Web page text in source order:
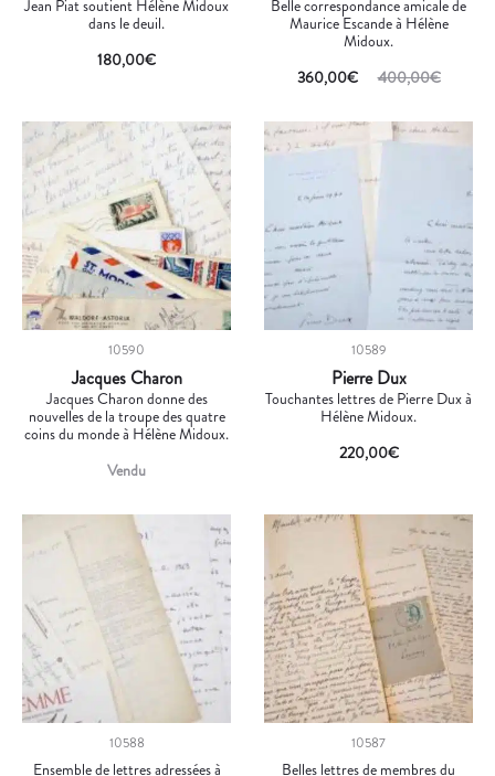
Jean Piat soutient Hélène Midoux
dans le deuil.
180,00€
Belle correspondance amicale de
Maurice Escande à Hélène
Midoux.
400,00€
360,00€
10590
Jacques Charon
Jacques Charon donne des
nouvelles de la troupe des quatre
coins du monde à Hélène Midoux.
Vendu
10589
Pierre Dux
Touchantes lettres de Pierre Dux à
Hélène Midoux.
220,00€
10588
Ensemble de lettres adressées à
10587
Belles lettres de membres du